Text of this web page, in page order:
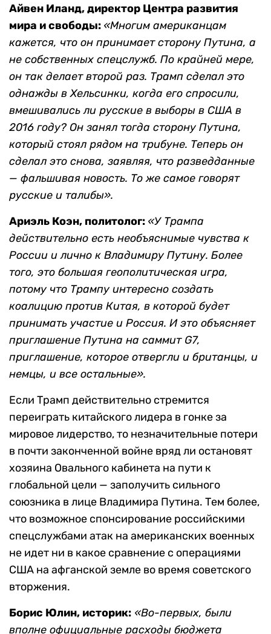
Айвен Иланд, директор Центра развития
мира и свободы: «Многим американцам
кажется, что он принимает сторону Путина, а
не собственных спецслужб. По крайней мере,
он так делает второй раз. Трамп сделал это
однажды в Хельсинки, когда его спросили,
вмешивались ли русские в выборы в США в
2016 году? Он занял тогда сторону Путина,
который стоял рядом на трибуне. Теперь он
сделал это снова, заявляя, что разведданные
— фальшивая новость. То же самое говорят
русские и талибы».
Ариэль Коэн, политолог: «У Трампа
действительно есть необъяснимые чувства к
России и лично к Владимиру Путину. Более
того, это большая геополитическая игра,
потому что Трампу интересно создать
коалицию против Китая, в которой будет
принимать участие и Россия. И это объясняет
приглашение Путина на саммит G7,
приглашение, которое отвергли и британцы, и
немцы, и все остальные».
Если Трамп действительно стремится
переиграть китайского лидера в гонке за
мировое лидерство, то незначительные потери
в почти законченной войне вряд ли остановят
хозяина Овального кабинета на пути к
глобальной цели — заполучить сильного
союзника в лице Владимира Путина. Тем более,
что возможное спонсирование российскими
спецслужбами атак на американских военных
не идет ни в какое сравнение с операциями
США на афганской земле во время советского
вторжения.
Борис Юлин, историк: «Во-первых, были
вполне официальные расходы бюджета